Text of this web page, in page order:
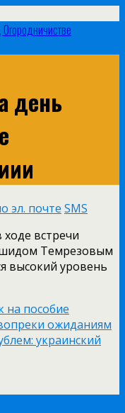
день
эл. почте SMS
встречи
Темрезовым
высокий уровень
на пособие
ожиданиям
украинский